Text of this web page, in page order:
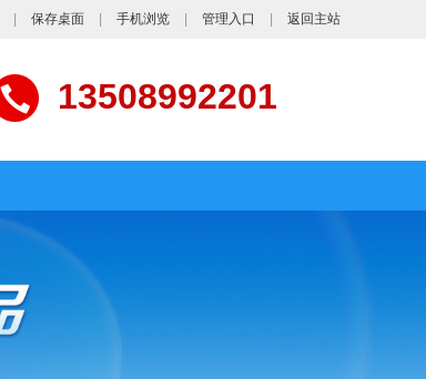
保存桌面 手机浏览 管理入口 返回主站
13508992201